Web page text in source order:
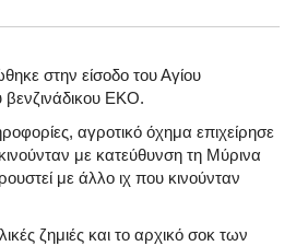
στην είσοδο του Αγίου
βενζινάδικου ΕΚΟ.
αγροτικό όχημα επιχείρησε
με κατεύθυνση τη Μύρινα
με άλλο ιχ που κινούνταν
ζημιές και το αρχικό σοκ των